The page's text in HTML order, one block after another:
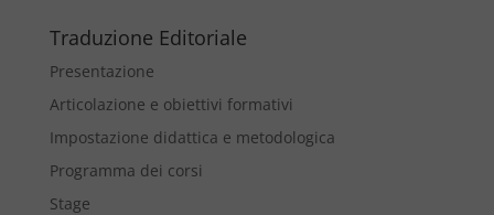
Traduzione Editoriale
Presentazione
Articolazione e obiettivi formativi
Impostazione didattica e metodologica
Programma dei corsi
Stage